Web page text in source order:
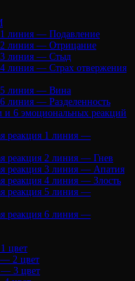
1 линия — Подавление
2 линия — Отрицание
3 линия — Стыд
4 линия — Страх отвержения
5 линия — Вина
6 линия — Разделенность
и 6 эмоциональных реакций
реакция 1 линия —
реакция 2 линия — Гнев
реакция 3 линия — Апатия
реакция 4 линия — Злость
реакция 5 линия —
реакция 6 линия —
цвет
2 цвет
3 цвет